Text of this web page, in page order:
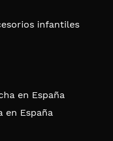
infantiles
en España
en España